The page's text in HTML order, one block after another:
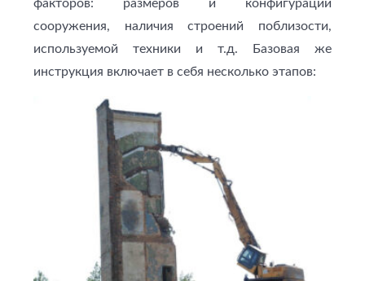
факторов: размеров и конфигурации
сооружения, наличия строений поблизости,
используемой техники и т.д. Базовая же
инструкция включает в себя несколько этапов: